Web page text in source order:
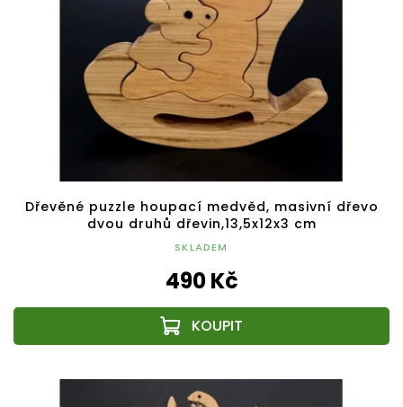
Dřevěné puzzle houpací medvěd, masivní dřevo
dvou druhů dřevin,13,5x12x3 cm
SKLADEM
490 Kč